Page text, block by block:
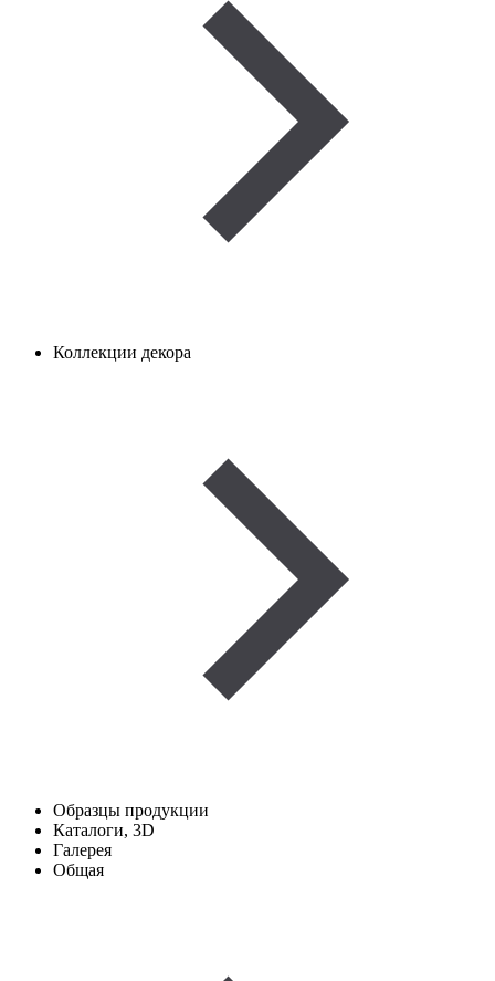
Коллекции декора
Образцы продукции
Каталоги, 3D
Галерея
Общая